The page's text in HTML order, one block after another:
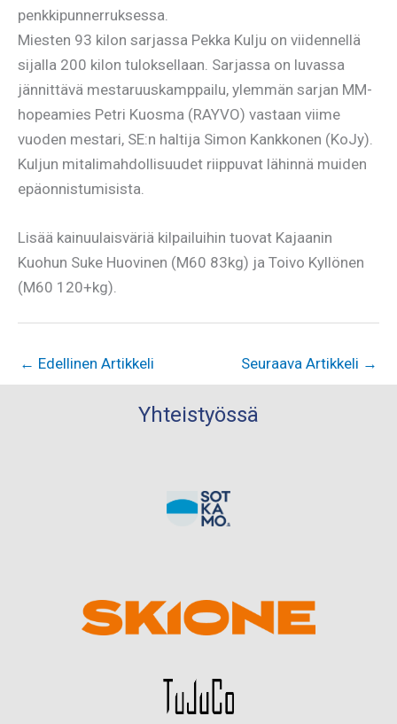
penkkipunnerruksessa.
Miesten 93 kilon sarjassa Pekka Kulju on viidennellä
sijalla 200 kilon tuloksellaan. Sarjassa on luvassa
jännittävä mestaruuskamppailu, ylemmän sarjan MM-
hopeamies Petri Kuosma (RAYVO) vastaan viime
vuoden mestari, SE:n haltija Simon Kankkonen (KoJy).
Kuljun mitalimahdollisuudet riippuvat lähinnä muiden
epäonnistumisista.
Lisää kainuulaisväriä kilpailuihin tuovat Kajaanin
Kuohun Suke Huovinen (M60 83kg) ja Toivo Kyllönen
(M60 120+kg).
← Edellinen Artikkeli Seuraava Artikkeli →
Yhteistyössä